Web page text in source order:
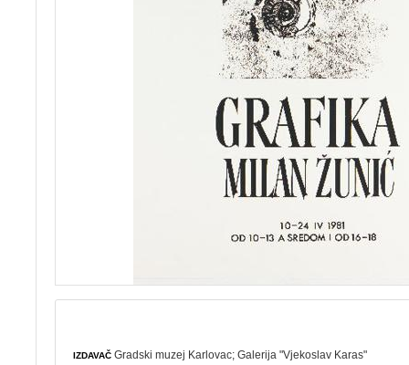
IZDAVAČ Gradski muzej Karlovac;Galerija "Vjekoslav Karas"